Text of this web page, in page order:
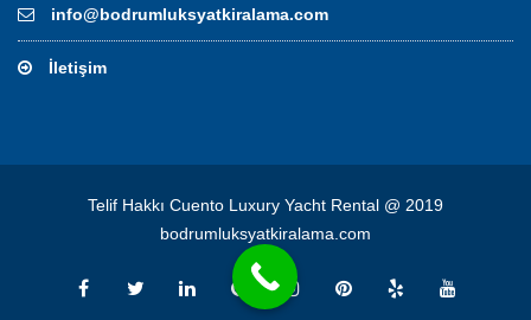
info@bodrumluksyatkiralama.com
İletişim
Telif Hakkı Cuento Luxury Yacht Rental @ 2019
bodrumluksyatkiralama.com